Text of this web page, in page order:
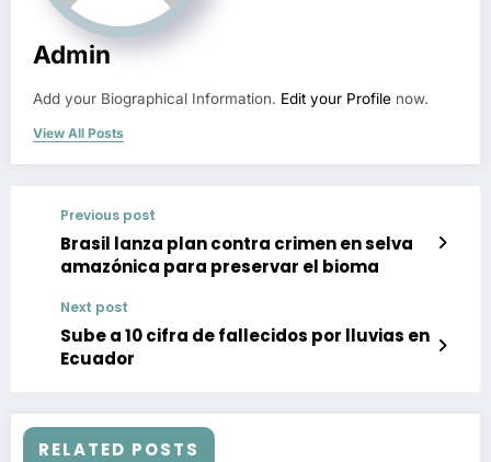
Admin
Add your Biographical Information. Edit your Profile now.
View All Posts
Previous post
Brasil lanza plan contra crimen en selva
amazónica para preservar el bioma
Next post
Sube a 10 cifra de fallecidos por lluvias en
Ecuador
RELATED POSTS